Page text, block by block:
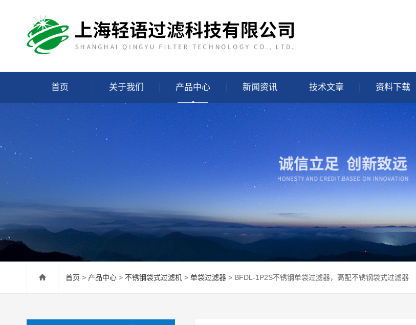
首页 关于我们 产品中心 新闻资讯 技术文章 资料下载
首页 > 产品中心 > 不锈钢袋式过滤机 > 单袋过滤器 > BFDL-1P2S不锈钢单袋过滤器，高配不锈钢袋式过滤器